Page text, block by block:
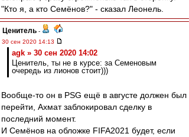
"Кто я, а кто Семёнов?" - сказал Леонель.
Ценитель -
30 сен 2020 14:13
agk » 30 сен 2020 14:02
Ценитель, ты не в курсе: за Семеновым
очередь из лионов стоит)))
Вообще-то он в PSG ещё в августе должен был
перейти, Ахмат заблокировал сделку в
последний момент.
И Семёнов на обложке FIFA2021 будет, если